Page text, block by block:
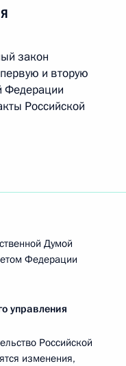
закон
и вторую
Федерации
Российской
Думой
Федерации
управления
Российской
изменения,